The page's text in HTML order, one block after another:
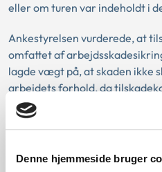
Denne hjemmeside bruger
eller om turen var indeholdt i
Ankestyrelsen vurderede, at
omfattet af
lagde vægt på, at skaden ikke
arbejdets forhold, da
pågældende gåtur ikke var en
nødvendig eller naturlig
om tilskadekomne havde